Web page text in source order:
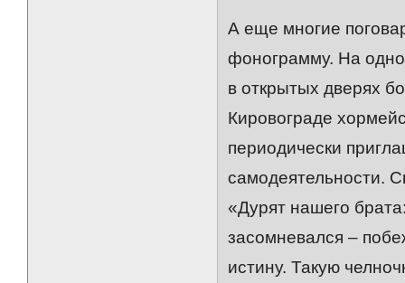
А еще многие
фонограмму. На
в открытых дверях
Кировограде
периодически
самодеятельности.
«Дурят нашего
засомневался –
истину. Такую